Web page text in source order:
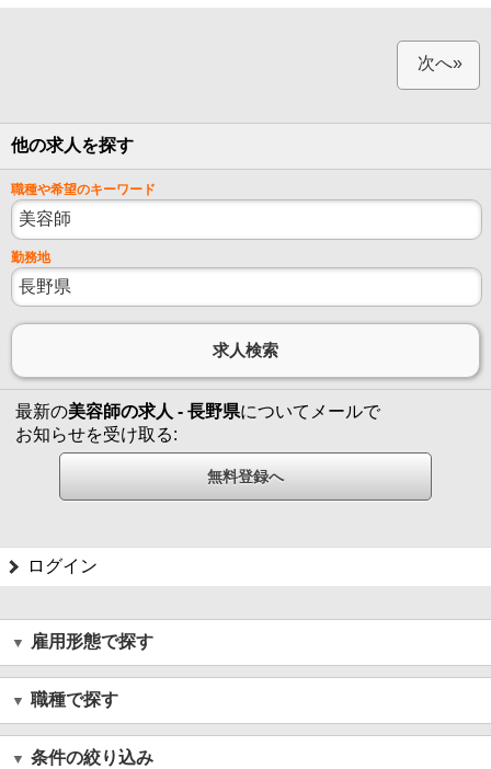
次へ»
他の求人を探す
職種や希望のキーワード
勤務地
最新の美容師の求人 - 長野県についてメールで
お知らせを受け取る:
ログイン
雇用形態で探す
職種で探す
条件の絞り込み